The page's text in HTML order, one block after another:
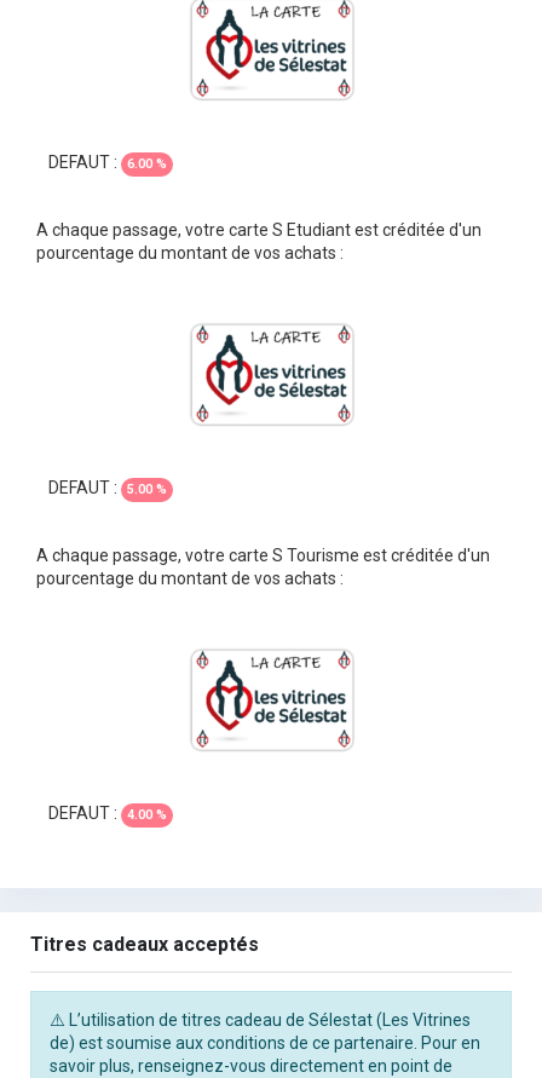
DEFAUT : 6.00 %
A chaque passage, votre carte S Etudiant est créditée d'un
pourcentage du montant de vos achats :
DEFAUT : 5.00 %
A chaque passage, votre carte S Tourisme est créditée d'un
pourcentage du montant de vos achats :
DEFAUT : 4.00 %
Titres cadeaux acceptés
⚠️ L’utilisation de titres cadeau de Sélestat (Les Vitrines
de) est soumise aux conditions de ce partenaire. Pour en
savoir plus, renseignez-vous directement en point de